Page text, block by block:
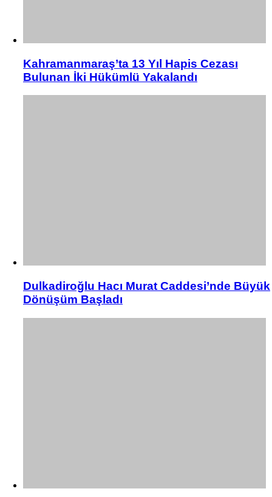
Kahramanmaraş’ta 13 Yıl Hapis Cezası
Bulunan İki Hükümlü Yakalandı
Dulkadiroğlu Hacı Murat Caddesi’nde Büyük
Dönüşüm Başladı